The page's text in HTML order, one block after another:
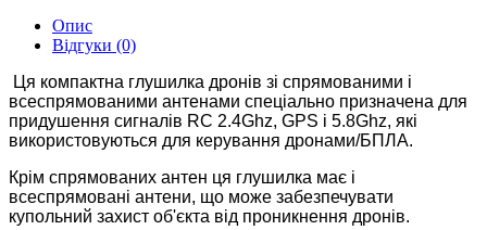
Опис
Відгуки (0)
Ця компактна глушилка дронів зі спрямованими і
всеспрямованими антенами спеціально призначена для
придушення сигналів RC 2.4Ghz, GPS і 5.8Ghz, які
використовуються для керування дронами/БПЛА.
Крім спрямованих антен ця глушилка має і
всеспрямовані антени, що може забезпечувати
купольний захист об'єкта від проникнення дронів.